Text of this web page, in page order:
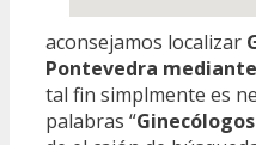
aconsejamos localizar
Pontevedra
tal fin simplmente es
palabras “